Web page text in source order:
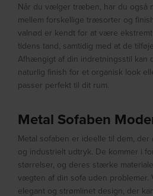
Når du vælger træben, har du også
mellem forskellige træsorter og
valnød er kendt for at være
tidens tand, samtidig med at de
Afhængigt af din indretningsstil kan
naturlig finish for et organisk look
passer perfekt til dit rum.
Metal Sofaben
Metal sofaben er ideelle til dem,
og industrielt udtryk. De kommer i
størrelser, og deres stærke
vægten af din sofa uden problemer.
elegant og strømlinet design, der